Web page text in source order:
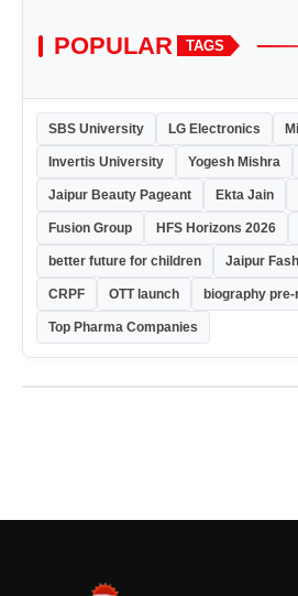
POPULAR TAGS
SBS University LG Electronics
Invertis University Yogesh Mishra
Jaipur Beauty Pageant Ekta Jain
Fusion Group HFS Horizons 2026
better future for children Jaipur
CRPF OTT launch biography
Top Pharma Companies